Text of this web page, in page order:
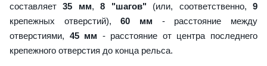
составляет35 мм,8 "шагов" (или, соответственно,9
крепежных отверстий),60 мм - расстояние между
отверстиями, 45 мм - расстояние от центра последнего
крепежного отверстия до конца рельса.